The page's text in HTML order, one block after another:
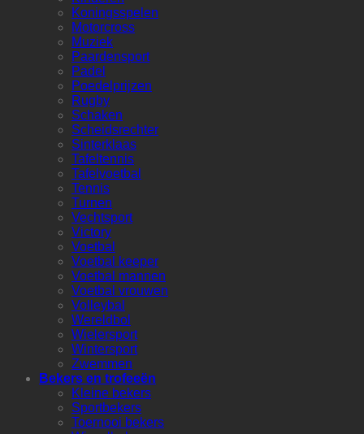
Koningsspelen
Motorcross
Muziek
Paardensport
Padel
Poedelprijzen
Rugby
Schaken
Scheidsrechter
Sinterklaas
Tafeltennis
Tafelvoetbal
Tennis
Turnen
Vechtsport
Victory
Voetbal
Voetbal keeper
Voetbal mannen
Voetbal vrouwen
Volleybal
Wereldbol
Wielersport
Wintersport
Zwemmen
Bekers en trofeeën
Kleine bekers
Sportbekers
Toernooi bekers